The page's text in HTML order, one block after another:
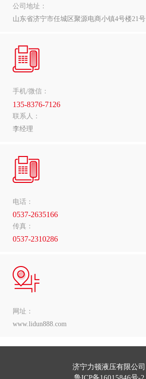
公司地址：
山东省济宁市任城区聚源电商小镇4号楼21号
手机/微信：
135-8376-7126
联系人：
李经理
电话：
0537-2635166
传真：
0537-2310286
网址：
www.lidun888.com
济宁力顿液压有限公司